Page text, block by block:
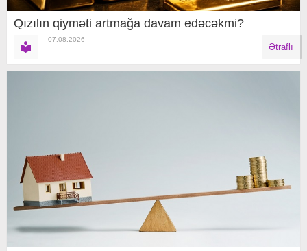
Qızılın qiyməti artmağa davam edəcəkmi?
07.08.2026
Ətraflı